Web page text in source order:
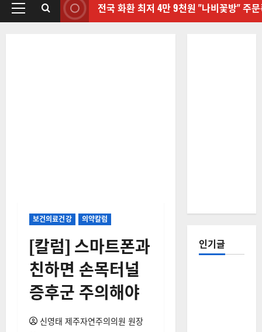
기
전국 화환 최저 4만 9천원 "나비꽃방" 주
보건의료건강 의약칼럼
[칼럼] 스마트폰과
친하면 손목터널
증후군 주의해야
신영태 제주자연주의의원 원장
인기글